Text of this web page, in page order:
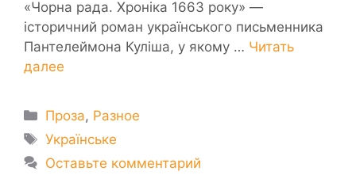
«Чорна рада. Хроніка 1663 року» —
історичний роман українського письменника
Пантелеймона Куліша, у якому … Читать
далее
Рубрики
Проза, Разное
Метки
Українське
Оставьте комментарий